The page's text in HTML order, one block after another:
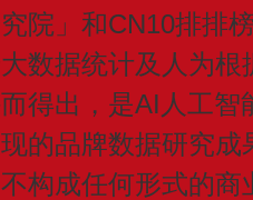
院」和CN10排排
数据统计及人为
得出，是AI人工智
的品牌数据研究
构成任何形式的商